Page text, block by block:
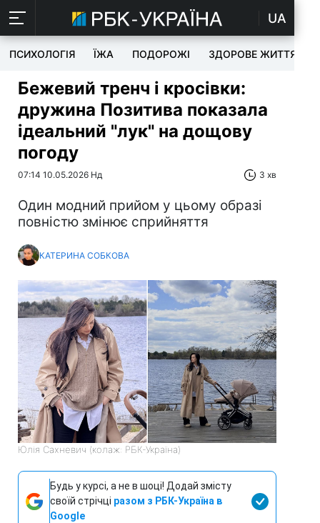
UA
ПСИХОЛОГІЯ ЇЖА ПОДОРОЖІ ЗДОРОВЕ ЖИТТЯ
Бежевий тренч і кросівки:
дружина Позитива показала
ідеальний "лук" на дощову
погоду
07:14 10.05.2026 Нд 3 хв
Один модний прийом у цьому образі
повністю змінює сприйняття
КАТЕРИНА СОБКОВА
Юлія Сахневич (колаж: РБК-Україна)
Будь у курсі, а не в шоці! Додай змісту
своїй стрічці разом з РБК-Україна в
Google